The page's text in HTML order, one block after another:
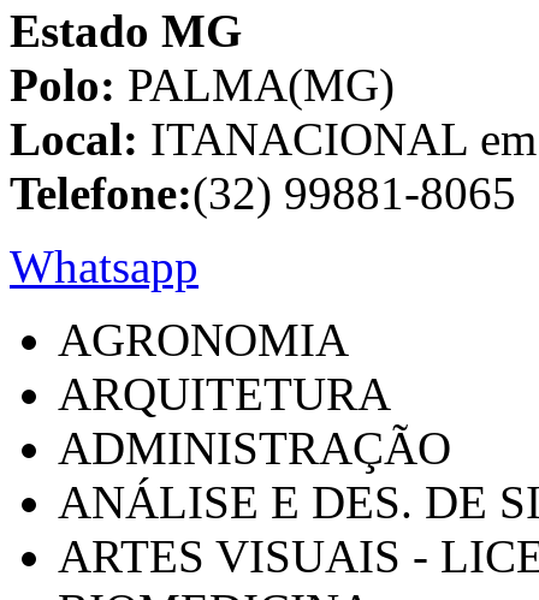
Estado MG
Polo: PALMA(MG)
Local: ITANACIONAL
Telefone:(32) 99881-8065
Whatsapp
AGRONOMIA
ARQUITETURA
ADMINISTRAÇÃO
ANÁLISE E DES. DE
ARTES VISUAIS -